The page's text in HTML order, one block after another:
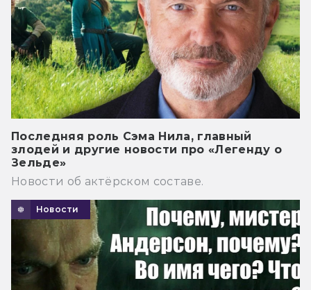
Последняя роль Сэма Нила, главный
злодей и другие новости про «Легенду о
Зельде»
Новости об актёрском составе.
Новости